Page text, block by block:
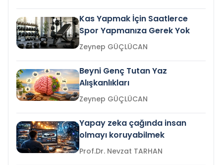
Kas Yapmak İçin Saatlerce
Spor Yapmanıza Gerek Yok
Zeynep GÜÇLÜCAN
Beyni Genç Tutan Yaz
Alışkanlıkları
Zeynep GÜÇLÜCAN
Yapay zeka çağında insan
olmayı koruyabilmek
Prof.Dr. Nevzat TARHAN